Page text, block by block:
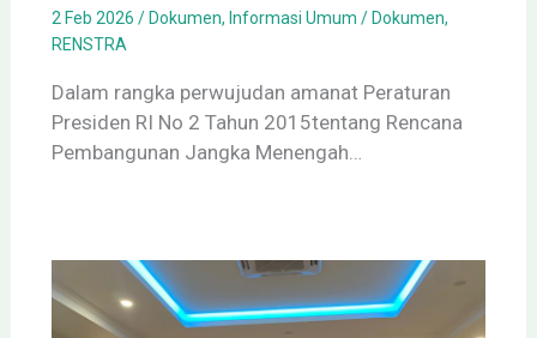
2 Feb 2026/ Dokumen, Informasi Umum / Dokumen,
RENSTRA
Dalam rangka perwujudan amanat Peraturan
Presiden RI No 2 Tahun 2015tentang Rencana
Pembangunan Jangka Menengah…